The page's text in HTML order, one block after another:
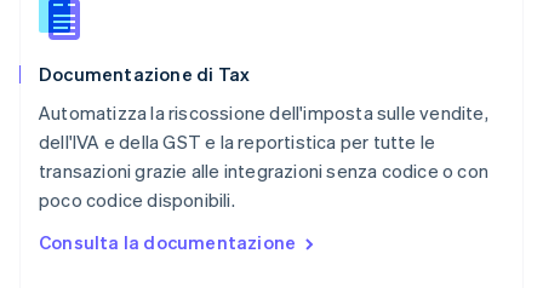
Documentazione di Tax
Automatizza la riscossione dell'imposta sulle vendite,
dell'IVA e della GST e la reportistica per tutte le
transazioni grazie alle integrazioni senza codice o con
poco codice disponibili.
Consulta la documentazione
English
Singapore
Slovacchia
English
Slovenia
Spagna
EspañolEnglish
English Español简体中文